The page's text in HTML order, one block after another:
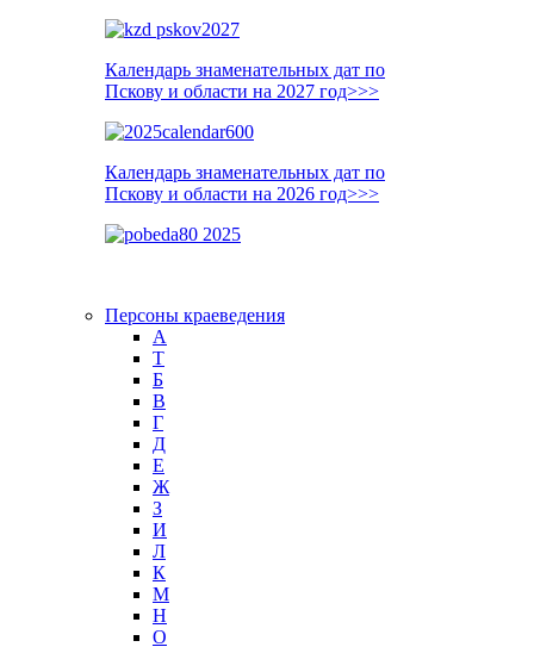
Календарь знаменательных дат по
Пскову и области на 2027 год>>>
Календарь знаменательных дат по
Пскову и области на 2026 год>>>
Персоны краеведения
А
T
Б
В
Г
Д
Е
Ж
З
И
Л
К
М
Н
О